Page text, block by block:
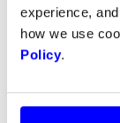
experience,
how we use
Policy.
För mer